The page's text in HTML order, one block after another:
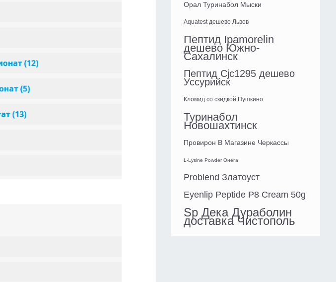
Орал Туринабол Мыски
Aquatest дешево Львов
Пептид Ipamorelin
дешево Южно-
Сахалинск
Пептид Cjc1295 дешево
Уссурийск
Кломид со скидкой Пушкино
Туринабол
Новошахтинск
Провирон В Магазине Черкассы
L-Lysine Powder Онега
Problend Златоуст
Eyenlip Peptide P8 Cream 50g
Sp Дека Дураболин
доставка Чистополь